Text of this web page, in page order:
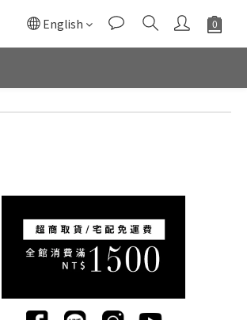
English